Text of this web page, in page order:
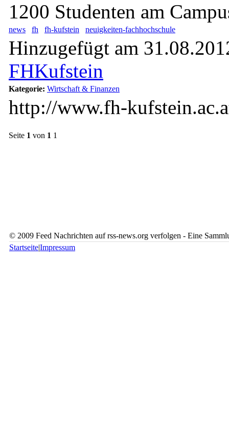
1200 Studenten am
news fh fh-kufstein neuigkeiten-fachhochschule
Hinzugefügt am
FHKufstein
Kategorie: Wirtschaft & Finanzen
http://www.fh-
Seite 1 von 1 1
© 2009 Feed Nachrichten auf rss-news.org verfolgen - Eine
Startseite|Impressum